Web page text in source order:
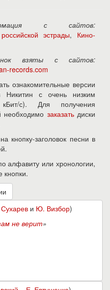
с сайтов:
эстрады, Кино-
взяты с сайтов:
records.com
ознакомительные версии
Никитин с очень низким
с). Для получения
необходимо заказатьдиски
кнопку-заголовок песни в
алфавиту или хронологии,
кнопки.
и Ю. Визбор)
не верит»